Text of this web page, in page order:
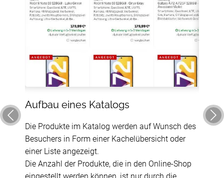
Aufbau eines Katalogs
Die Produkte im Katalog werden auf Wunsch des
Besuchers in Form einer Kachelübersicht oder
einer Liste angezeigt.
Die Anzahl der Produkte, die in den Online-Shop
eingestellt werden können, ist nur durch die
Der